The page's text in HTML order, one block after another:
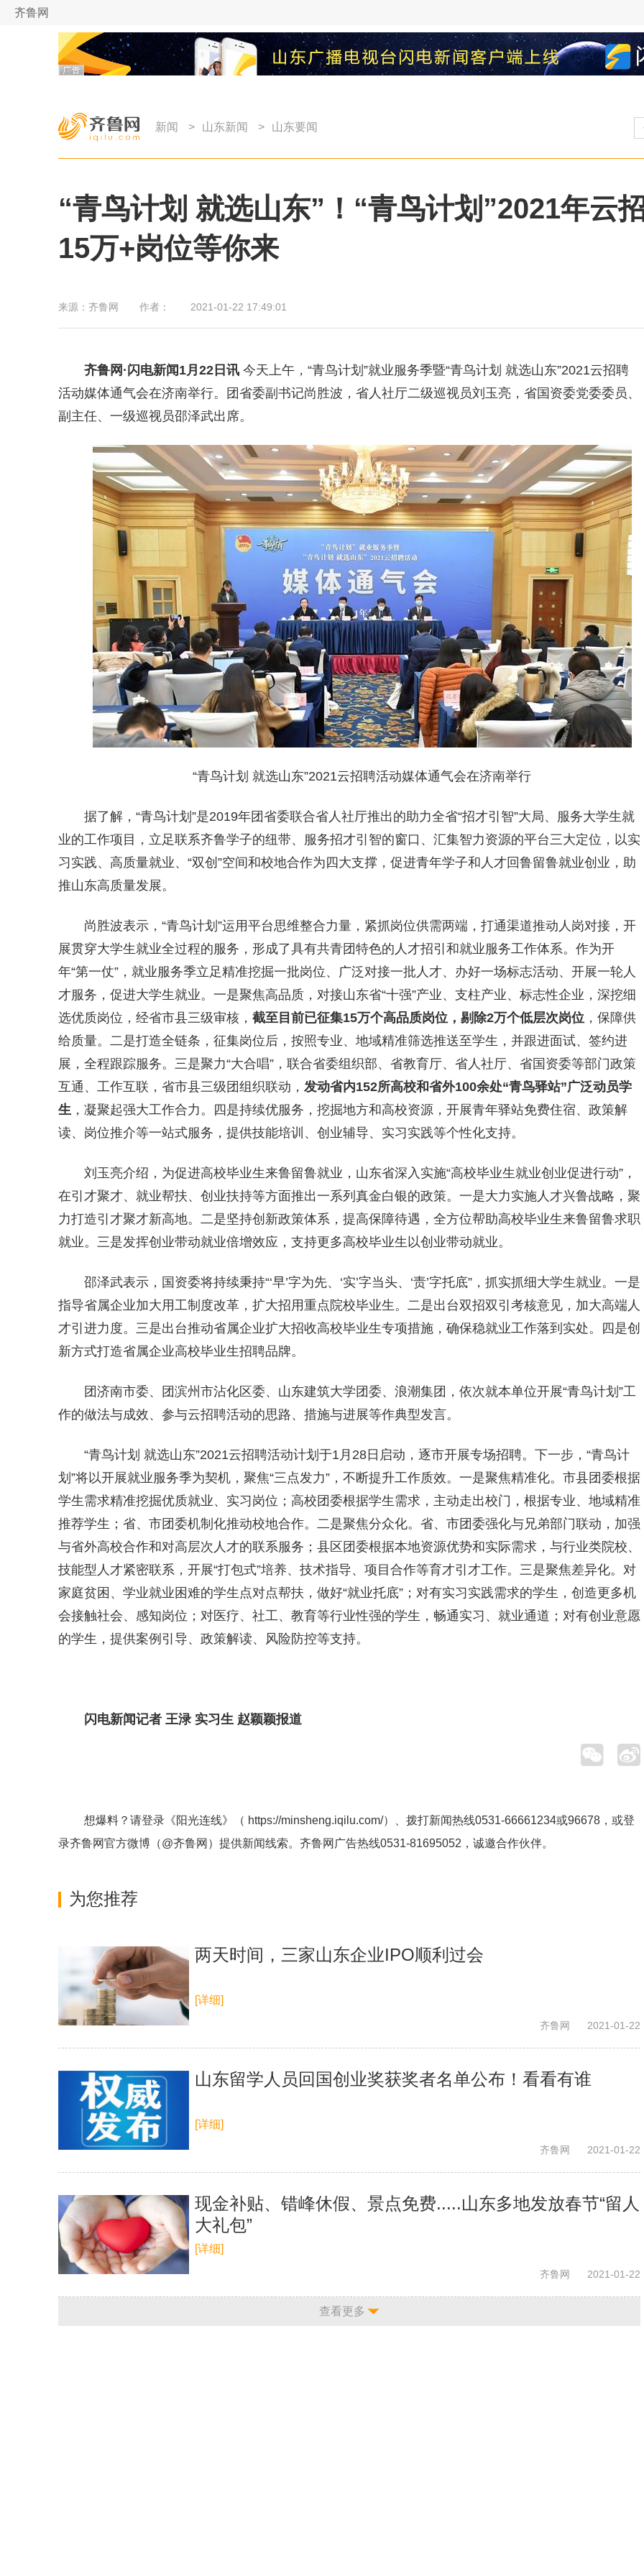
齐鲁网
新闻 > 山东新闻 > 山东要闻
“青鸟计划 就选山东”！“青鸟计划”2021年云
15万+岗位等你来
来源： 齐鲁网 作者： 2021-01-22 17:49:01
齐鲁网 ·闪电新闻1月22日讯今天上午，“青鸟计划”就业服务季暨“青鸟计划 就选山东”2021云招聘
活动媒体通气会在济南举行。团省委副书记尚胜波， 省人社厅二级巡视员刘玉亮， 省国资委党委委员、
副主任、一级巡视员邵泽武出席。
“青鸟计划 就选山东”2021云招聘活动媒体通气会在济南举行
据了解， “青鸟计划”是2019年团省委联合省人社厅推出的助力全省“招才引智”大局、服务大学生就
业的工作项目， 立足联系齐鲁学子的纽带、服务招才引智的窗口、汇集智力资源的平台三大定位，以实
习实践、高质量就业、“双创”空间和校地合作为四大支撑，促进青年学子和人才回鲁留鲁就业创业，助
推山东高质量发展。
尚胜波表示，“青鸟计划”运用平台思维整合力量，紧抓岗位供需两端，打通渠道推动人岗对接，开
展贯穿大学生就业全过程的服务，形成了具有共青团特色的人才招引和就业服务工作体系。作为开
年“第一仗”，就业服务季立足精准挖掘一批岗位、广泛对接一批人才、办好一场标志活动、开展一轮人
才服务，促进大学生就业。一是聚焦高品质，对接山东省“十强”产业、支柱产业、标志性企业，深挖细
选优质岗位，经省市县三级审核， 截至目前已征集15万个高品质岗位，剔除2万个低层次岗位，保障供
给质量。二是打造全链条，征集岗位后，按照专业、地域精准筛选推送至学生，并跟进面试、签约进
展，全程跟踪服务。三是聚力“大合唱”，联合省委组织部、省教育厅、省人社厅、省国资委等部门政策
互通、工作互联，省市县三级团组织联动， 发动省内152所高校和省外100余处“青鸟驿站”广泛动员学
生，凝聚起强大工作合力。四是持续优服务，挖掘地方和高校资源，开展青年驿站免费住宿、政策解
读、岗位推介等一站式服务，提供技能培训 、创业辅导、实习实践等个性化支持。
刘玉亮介绍，为促进高校毕业生来鲁留鲁就业，山东省深入实施“高校毕业生就业创业促进行动”，
在引才聚才、就业帮扶、创业扶持等方面推出一系列真金白银的政策。一是大力实施人才兴鲁战略，聚
力打造引才聚才新高地。二是坚持创新政策体系，提高保障待遇，全方位帮助高校毕业生来鲁留鲁求职
就业。三是发挥创业带动就业倍增效应，支持更多高校毕业生以创业带动就业。
邵泽武表示，国资委将持续秉持“‘早’字为先、‘实’字当头、‘责’字托底”，抓实抓细大学生就业。一是
指导省属企业加大用工制度改革，扩大招用重点院校毕业生。二是出台双招双引考核意见，加大高端人
才引进力度。三是出台推动省属企业扩大招收高校毕业生专项措施，确保稳就业工作落到实处。四是创
新方式打造省属企业高校毕业生招聘品牌。
团济南市委、团滨州市沾化区委、山东建筑大学团委、浪潮集团，依次就本单位开展“青鸟计划”工
作的做法与成效、参与云招聘活动的思路、措施与进展等作典型发言。
“青鸟计划 就选山东”2021云招聘活动计划于1月28日启动，逐市开展专场招聘。下一步，“青鸟计
划”将以开展就业服务季为契机，聚焦“三点发力”，不断提升工作质效。一是聚焦精准化。市县团委根据
学生需求精准挖掘优质就业、实习岗位；高校团委根据学生需求，主动走出校门，根据专业、地域精准
推荐学生；省、市团委机制化推动校地合作。二是聚焦分众化。省、市团委强化与兄弟部门联动，加强
与省外高校合作和对高层次人才的联系服务；县区团委根据本地资源优势和实际需求，与行业类院校、
技能型人才紧密联系，开展“打包式”培养、技术指导、项目合作等育才引才工作。三是聚焦差异化。对
家庭贫困、学业就业困难的学生点对点帮扶，做好“就业托底”；对有实习实践需求的学生，创造更多机
会接触社会、感知岗位；对医疗、社工、教育等行业性强的学生，畅通实习、就业通道；对有创业意愿
的学生，提供案例引导、政策解读、风险防控等支持。
闪电新闻记者 王渌 实习生 赵颖颖报道
想爆料？请登录《阳光连线》（ https://minsheng.iqilu.com/）、拨打新闻热线0531-66661234或96678，或登
录齐鲁网官方微博（@齐鲁网 ）提供新闻线索。齐鲁网广告热线0531-81695052 ，诚邀合作伙伴。
为您推荐
两天时间，三家山东企业IPO顺利过会
[详细]
齐鲁网 2021-01-22
山东留学人员回国创业奖获奖者名单公布！看看有谁
[详细]
齐鲁网 2021-01-22
现金补贴、错峰休假、景点免费.....山东多地发放春节“留人
大礼包”
[详细]
齐鲁网 2021-01-22
查看更多